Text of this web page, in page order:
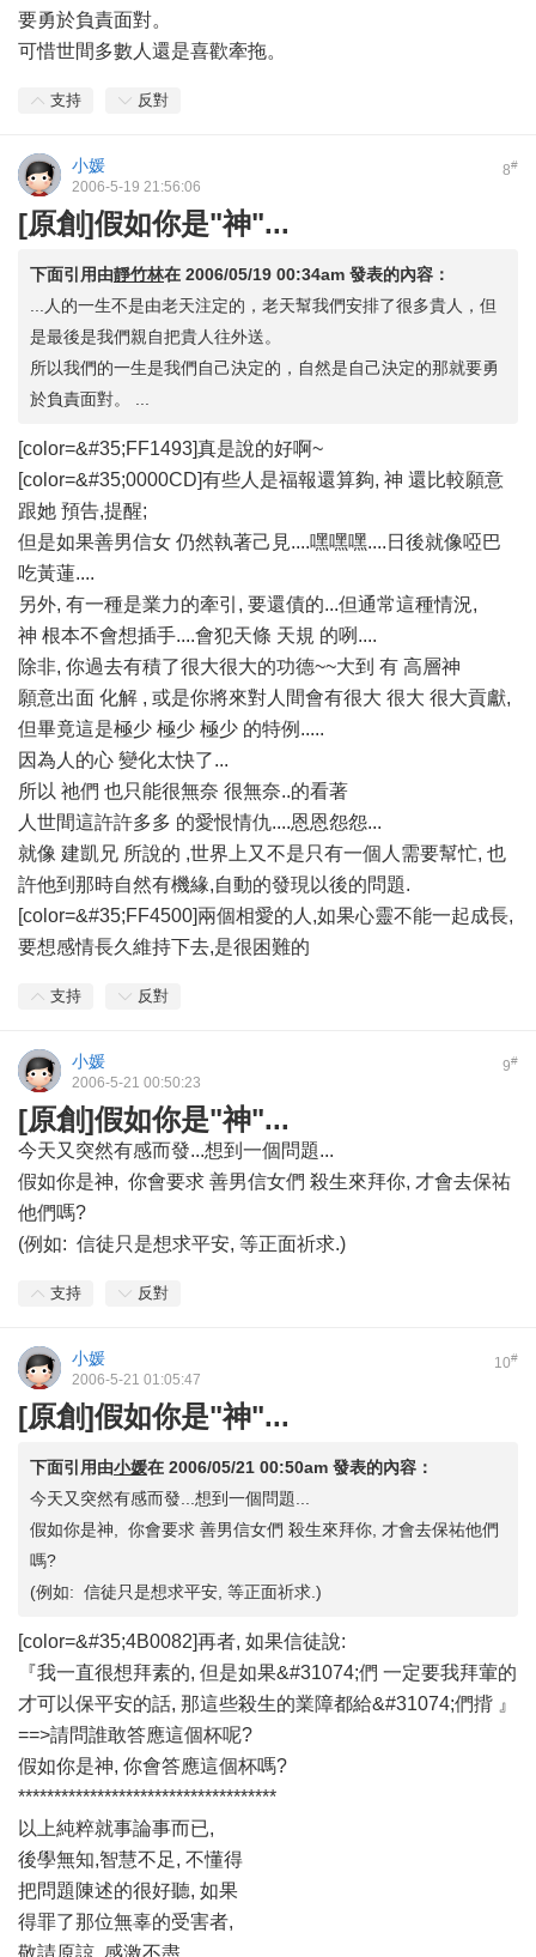
要勇於負責面對。
可惜世間多數人還是喜歡牽拖。
支持 反對
8#
小媛
2006-5-19 21:56:06
[原創]假如你是"神"...
下面引用由靜竹林在 2006/05/19 00:34am 發表的內容：
...人的一生不是由老天注定的，老天幫我們安排了很多貴人，但
是最後是我們親自把貴人往外送。
所以我們的一生是我們自己決定的，自然是自己決定的那就要勇
於負責面對。 ...
[color=&#35;FF1493]真是說的好啊~
[color=&#35;0000CD]有些人是福報還算夠, 神 還比較願意
跟她 預告,提醒;
但是如果善男信女 仍然執著己見....嘿嘿嘿....日後就像啞巴
吃黃蓮....
另外, 有一種是業力的牽引, 要還債的...但通常這種情況,
神 根本不會想插手....會犯天條 天規 的咧....
除非, 你過去有積了很大很大的功德~~大到 有 高層神
願意出面 化解 , 或是你將來對人間會有很大 很大 很大貢獻,
但畢竟這是極少 極少 極少 的特例.....
因為人的心 變化太快了...
所以 祂們 也只能很無奈 很無奈..的看著
人世間這許許多多 的愛恨情仇....恩恩怨怨...
就像 建凱兄 所說的 ,世界上又不是只有一個人需要幫忙, 也
許他到那時自然有機緣,自動的發現以後的問題.
[color=&#35;FF4500]兩個相愛的人,如果心靈不能一起成長,
要想感情長久維持下去,是很困難的
支持 反對
9#
小媛
2006-5-21 00:50:23
[原創]假如你是"神"...
今天又突然有感而發...想到一個問題...
假如你是神, 你會要求 善男信女們 殺生來拜你, 才會去保祐
他們嗎?
(例如: 信徒只是想求平安, 等正面祈求.)
支持 反對
10#
小媛
2006-5-21 01:05:47
[原創]假如你是"神"...
下面引用由小媛在 2006/05/21 00:50am 發表的內容：
今天又突然有感而發...想到一個問題...
假如你是神, 你會要求 善男信女們 殺生來拜你, 才會去保祐他們
嗎?
(例如: 信徒只是想求平安, 等正面祈求.)
[color=&#35;4B0082]再者, 如果信徒說:
『我一直很想拜素的, 但是如果&#31074;們 一定要我拜葷的
才可以保平安的話, 那這些殺生的業障都給&#31074;們揹 』
==>請問誰敢答應這個杯呢?
假如你是神, 你會答應這個杯嗎?
************************************
以上純粹就事論事而已,
後學無知,智慧不足, 不懂得
把問題陳述的很好聽, 如果
得罪了那位無辜的受害者,
敬請原諒, 感激不盡